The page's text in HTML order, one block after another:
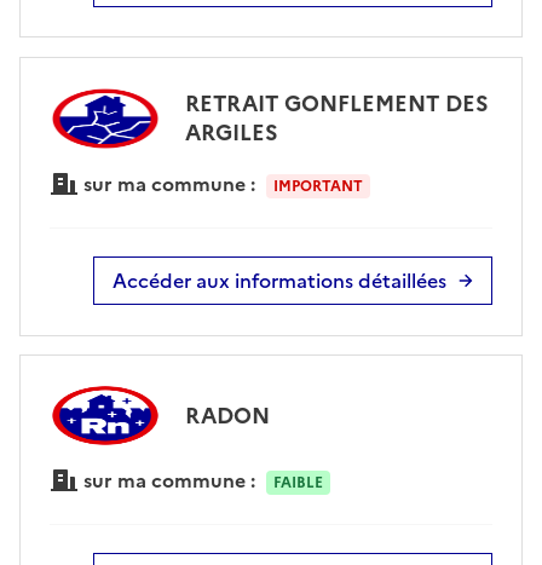
RETRAIT GONFLEMENT DES
ARGILES
sur ma commune : IMPORTANT
Accéder aux informations détaillées
RADON
sur ma commune : FAIBLE